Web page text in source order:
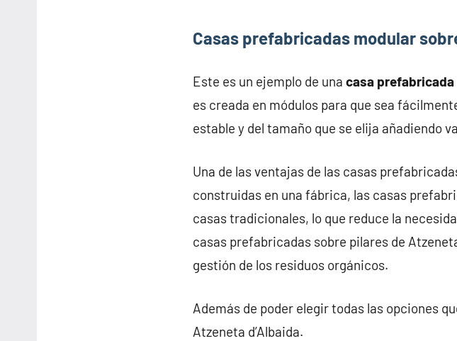
Casas prefabricadas modular
Este es un ejemplo de una casa
es creada en módulos para que sea
estable y del tamaño que se elija añadiendo
Una de las ventajas de las casas
construidas en una fábrica, las casas
casas tradicionales, lo que reduce la
casas prefabricadas sobre pilares de
gestión de los residuos orgánicos.
Además de poder elegir todas las opciones
Atzeneta d’Albaida.